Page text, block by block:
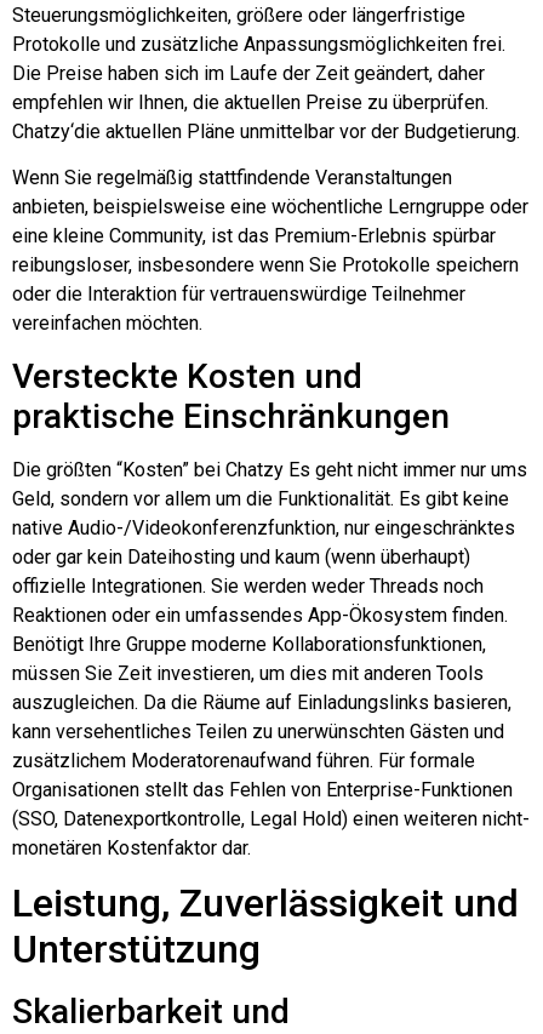
Steuerungsmöglichkeiten, größere oder längerfristige
Protokolle und zusätzliche Anpassungsmöglichkeiten frei.
Die Preise haben sich im Laufe der Zeit geändert, daher
empfehlen wir Ihnen, die aktuellen Preise zu überprüfen.
Chatzy‘die aktuellen Pläne unmittelbar vor der Budgetierung.
Wenn Sie regelmäßig stattfindende Veranstaltungen
anbieten, beispielsweise eine wöchentliche Lerngruppe oder
eine kleine Community, ist das Premium-Erlebnis spürbar
reibungsloser, insbesondere wenn Sie Protokolle speichern
oder die Interaktion für vertrauenswürdige Teilnehmer
vereinfachen möchten.
Versteckte Kosten und
praktische Einschränkungen
Die größten “Kosten” bei Chatzy Es geht nicht immer nur ums
Geld, sondern vor allem um die Funktionalität. Es gibt keine
native Audio-/Videokonferenzfunktion, nur eingeschränktes
oder gar kein Dateihosting und kaum (wenn überhaupt)
offizielle Integrationen. Sie werden weder Threads noch
Reaktionen oder ein umfassendes App-Ökosystem finden.
Benötigt Ihre Gruppe moderne Kollaborationsfunktionen,
müssen Sie Zeit investieren, um dies mit anderen Tools
auszugleichen. Da die Räume auf Einladungslinks basieren,
kann versehentliches Teilen zu unerwünschten Gästen und
zusätzlichem Moderatorenaufwand führen. Für formale
Organisationen stellt das Fehlen von Enterprise-Funktionen
(SSO, Datenexportkontrolle, Legal Hold) einen weiteren nicht-
monetären Kostenfaktor dar.
Leistung, Zuverlässigkeit und
Unterstützung
Skalierbarkeit und